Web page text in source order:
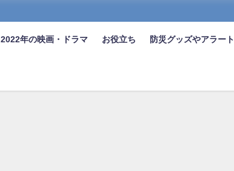
2022年の映画・ドラマ お役立ち 防災グッズやアラート